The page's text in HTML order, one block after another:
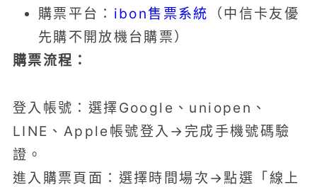
購票平台： ibon售票系統
（中信卡友優
先購不開放機台購票）
購票流程：
登入帳號：選擇Google、uniopen、
LINE、Apple帳號登入→完成手機號碼驗
證。
進入購票頁面：選擇時間場次→點選「線上